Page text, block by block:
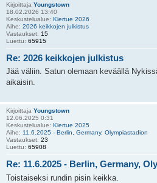
Kirjoittaja Youngstown
18.02.2026 13:40
Keskustelualue: Kiertue 2026
Aihe: 2026 keikkojen julkistus
Vastaukset: 15
Luettu: 65915
Re: 2026 keikkojen julkistus
Jää väliin. Satun olemaan keväällä
aikaisin.
Kirjoittaja Youngstown
12.06.2025 0:31
Keskustelualue: Kiertue 2025
Aihe: 11.6.2025 - Berlin, Germany, Olympiastadion
Vastaukset: 23
Luettu: 65908
Re: 11.6.2025 - Berlin, Germany,
Toistaiseksi rundin pisin keikka.